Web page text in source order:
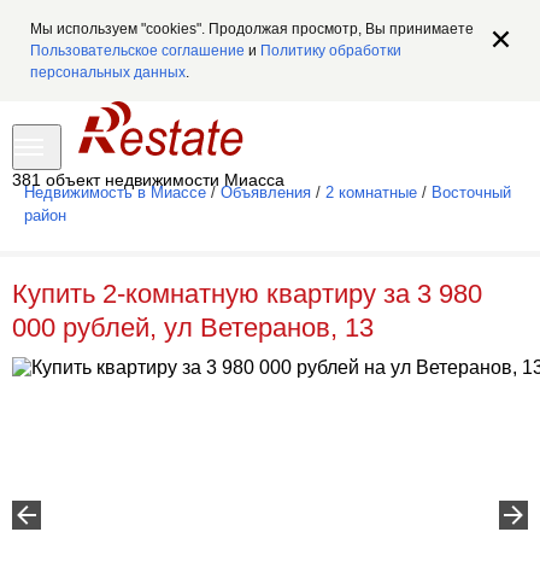
Мы используем "cookies". Продолжая просмотр, Вы принимаете
Пользовательское соглашение и Политику обработки
персональных данных.
381 объект недвижимости Миасса
Недвижимость в Миассе / Объявления / 2 комнатные / Восточный
район
Купить 2-комнатную квартиру за 3 980
000 рублей, ул Ветеранов, 13